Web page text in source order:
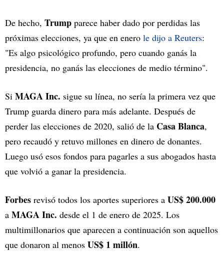
De hecho, Trump parece haber dado por perdidas las
próximas elecciones, ya que en enero le dijo a Reuters:
"Es algo psicológico profundo, pero cuando ganás la
presidencia, no ganás las elecciones de medio término".
Si MAGA Inc. sigue su línea, no sería la primera vez que
Trump guarda dinero para más adelante. Después de
perder las elecciones de 2020, salió de la Casa Blanca,
pero recaudó y retuvo millones en dinero de donantes.
Luego usó esos fondos para pagarles a sus abogados hasta
que volvió a ganar la presidencia.
Forbes revisó todos los aportes superiores a US$ 200.000
a MAGA Inc. desde el 1 de enero de 2025. Los
multimillonarios que aparecen a continuación son aquellos
que donaron al menos US$ 1 millón.